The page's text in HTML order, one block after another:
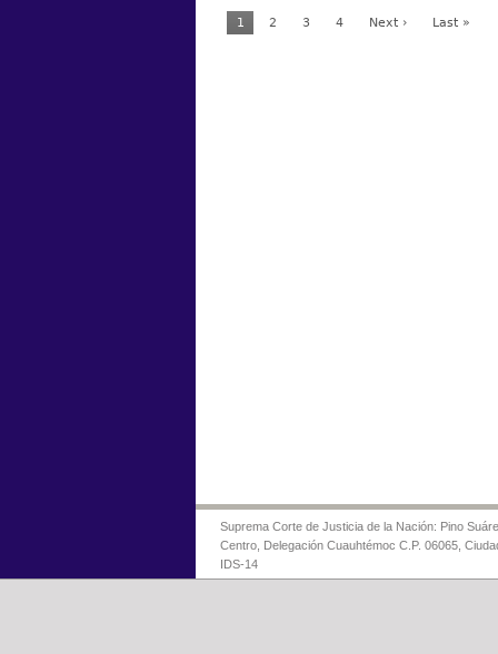
1 2 3 4 Next › Last »
Suprema Corte de Justicia de la Nación: Pino
Centro, Delegación Cuauhtémoc C.P. 06065,
IDS-14